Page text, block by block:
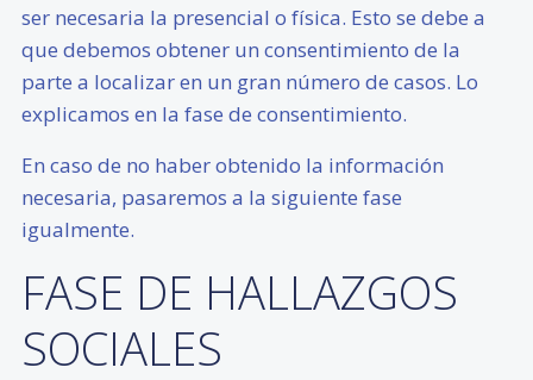
ser necesaria la presencial o física. Esto se debe a
que debemos obtener un consentimiento de la
parte a localizar en un gran número de casos. Lo
explicamos en la fase de consentimiento.
En caso de no haber obtenido la información
necesaria, pasaremos a la siguiente fase
igualmente.
FASE DE HALLAZGOS
SOCIALES